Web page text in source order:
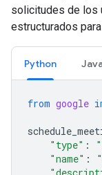
solicitudes de los
estructurados
Python
from google
"type" :
"name" :